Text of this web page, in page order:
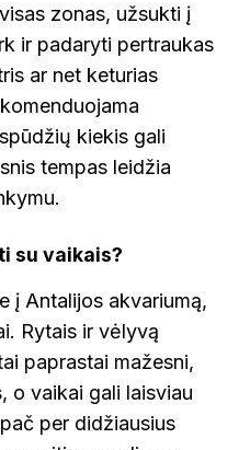
zonas, užsukti į
ir padaryti pertraukas
ar net keturias
kiekis gali
tempas leidžia
su vaikais?
į Antalijos akvariumą,
Rytais ir vėlyvą
paprastai mažesni,
o vaikai gali laisviau
per didžiausius